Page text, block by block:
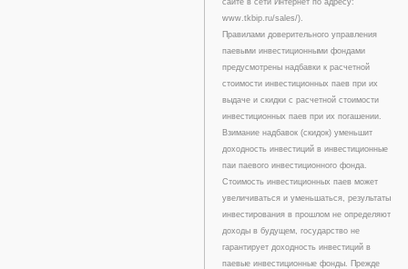
www.tkbip.ru/sales/).
Правилами доверительного управления
паевыми инвестиционными фондами
предусмотрены надбавки к расчетной
стоимости инвестиционных паев при их
выдаче и скидки с расчетной стоимости
инвестиционных паев при их погашении.
Взимание надбавок (скидок) уменьшит
доходность инвестиций в инвестиционные
паи паевого инвестиционного фонда.
Стоимость инвестиционных паев может
увеличиваться и уменьшаться, результаты
инвестирования в прошлом не определяют
доходы в будущем, государство не
гарантирует доходность инвестиций в
паевые инвестиционные фонды. Прежде